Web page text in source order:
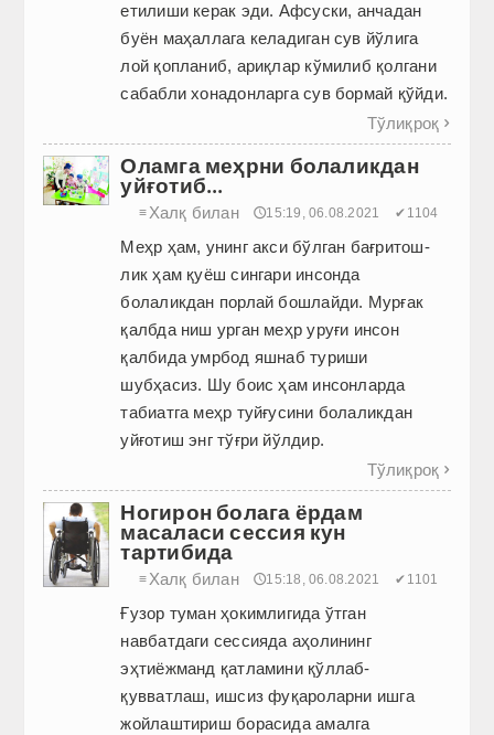
етилиши керак эди. Афсуски, анчадан
буён маҳаллага келадиган сув йўлига
лой қопланиб, ариқлар кўмилиб қолгани
сабабли хонадонларга сув бормай қўйди.
Тўлиқроқ 
Оламга меҳрни болаликдан
уйғотиб...
≡ Халқ билан 🕔15:19, 06.08.2021 ✔1104
Меҳр ҳам, унинг акси бўлган бағри­тош­
лик ҳам қуёш сингари инсонда
болаликдан порлай бошлайди. Мурғак
қалбда ниш урган меҳр уруғи инсон
қалбида умрбод яшнаб туриши
шубҳасиз. Шу боис ҳам инсонларда
табиатга меҳр туйғусини болаликдан
уйғотиш энг тўғри йўлдир.
Тўлиқроқ 
Ногирон болага ёрдам
масаласи сессия кун
тартибида
≡ Халқ билан 🕔15:18, 06.08.2021 ✔1101
Ғузор туман ҳокимлигида ўтган
навбатдаги сессияда аҳолининг
эҳтиёжманд қатламини қўллаб-
қувватлаш, ишсиз фуқароларни ишга
жойлаштириш борасида амалга